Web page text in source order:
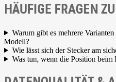
HÄUFIGE FRAGEN
Warum gibt es mehrere
Modell?
Wie lässt sich der Stecker am
Was tun, wenn die Position beim